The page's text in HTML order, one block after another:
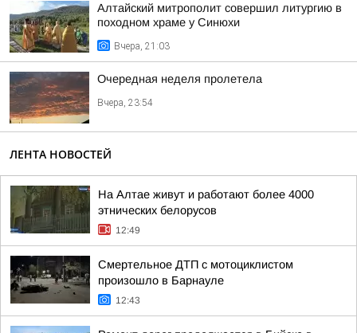
Алтайский митрополит совершил литургию в
походном храме у Синюхи
Вчера, 21:03
Очередная неделя пролетела
Вчера, 23:54
ЛЕНТА НОВОСТЕЙ
На Алтае живут и работают более 4000
этнических белорусов
12:49
Смертельное ДТП с мотоциклистом
произошло в Барнауле
12:43